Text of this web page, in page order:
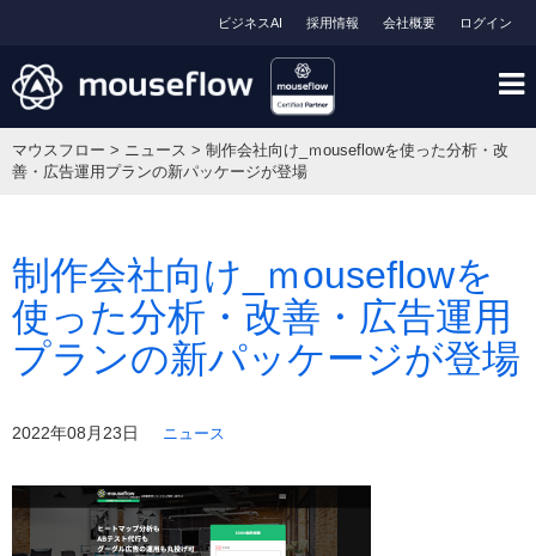
ログイン
会社概要
採用情報
ビジネスAI
マウスフロー > ニュース > 制作会社向け_ｍouseflowを使った分析・改
善・広告運用プランの新パッケージが登場
制作会社向け_ｍouseflowを
使った分析・改善・広告運用
プランの新パッケージが登場
2022年08月23日 ニュース